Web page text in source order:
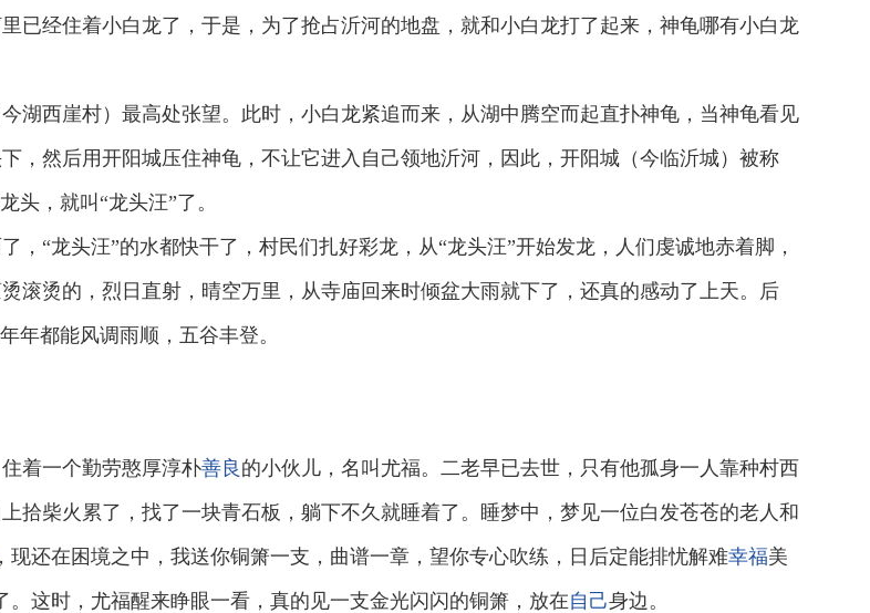
已经住着小白龙了，于是，为了抢占沂河的地盘，就和小白龙打了起来，神龟哪有小白龙
湖西崖村）最高处张望。此时，小白龙紧追而来，从湖中腾空而起直扑神龟，当神龟看见
，然后用开阳城压住神龟，不让它进入自己领地沂河，因此，开阳城（今临沂城）被称
头，就叫“龙头汪”了。
，“龙头汪”的水都快干了，村民们扎好彩龙，从“龙头汪”开始发龙，人们虔诚地赤着脚，
滚烫的，烈日直射，晴空万里，从寺庙回来时倾盆大雨就下了，还真的感动了上天。后
年都能风调雨顺，五谷丰登。
着一个勤劳憨厚淳朴善良 的小伙儿，名叫尤福。二老早已去世，只有他孤身一人靠种村西
拾柴火累了，找了一块青石板，躺下不久就睡着了。睡梦中，梦见一位白发苍苍的老人和
，现还在困境之中，我送你铜箫一支，曲谱一章，望你专心吹练，日后定能排忧解难幸福美
这时，尤福醒来睁眼一看，真的见一支金光闪闪的铜箫，放在自己身边。